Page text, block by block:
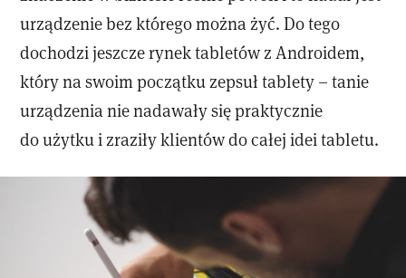
urządzenie bez którego można żyć. Do tego
dochodzi jeszcze rynek tabletów z Androidem,
który na swoim początku zepsuł tablety – tanie
urządzenia nie nadawały się praktycznie
do użytku i zraziły klientów do całej idei tabletu.